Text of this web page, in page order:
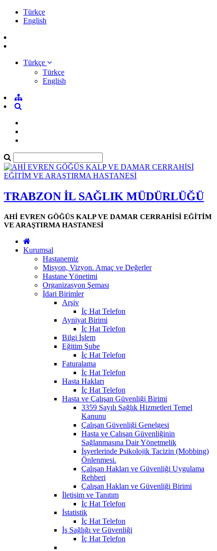
Türkçe
English
Türkçe
Türkçe
English
TRABZON İL SAĞLIK MÜDÜRLÜĞÜ
AHİ EVREN GÖĞÜS KALP VE DAMAR CERRAHİSİ EĞİTİM
VE ARAŞTIRMA HASTANESİ
Kurumsal
Hastanemiz
Misyon, Vizyon. Amaç ve Değerler
Hastane Yönetimi
Organizasyon Şeması
İdari Birimler
Arşiv
İç Hat Telefon
Ayniyat Birimi
İç Hat Telefon
Bilgi İşlem
Eğitim Şube
İç Hat Telefon
Faturalama
İç Hat Telefon
Hasta Hakları
İç Hat Telefon
Hasta ve Çalışan Güvenliği Birimi
3359 Sayılı Sağlık Hizmetleri Temel
Kanunu
Çalışan Güvenliği Genelgesi
Hasta ve Çalışan Güvenliğinin
Sağlanmasına Dair Yönetmelik
İşyerlerinde Psikolojik Tacizin (Mobbing)
Önlenmesi.
Çalışan Hakları ve Güvenliği Uygulama
Rehberi
Çalışan Hakları ve Güvenliği Birimi
İletişim ve Tanıtım
İç Hat Telefon
İstatistik
İç Hat Telefon
İş Sağlığı ve Güvenliği
İç Hat Telefon